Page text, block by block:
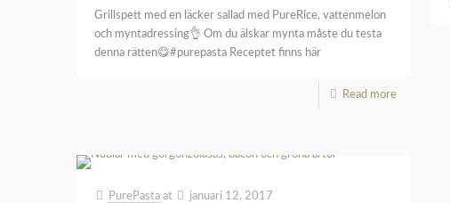
Grillspett med en läcker sallad med PureRice, vattenmelon
och myntadressing👌 Om du älskar mynta måste du testa
denna rätten😋#purepasta Receptet finns här
Read more
PurePasta at januari 12, 2017